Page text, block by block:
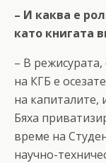
– И каква е
като книгата
– В
на КГБ е
на капиталите,
Бяха
време на
научно-